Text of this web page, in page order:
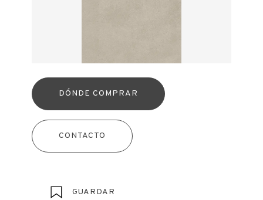
DÓNDE COMPRAR
CONTACTO
GUARDAR